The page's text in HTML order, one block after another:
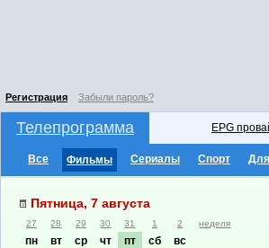
Регистрация Забыли пароль?
Телепрограмма EPG
Все Фильмы Сериалы Спорт
Пятница, 7 августа
27 28 29 30 31 1 2 неделя
пн вт ср чт пт сб вс